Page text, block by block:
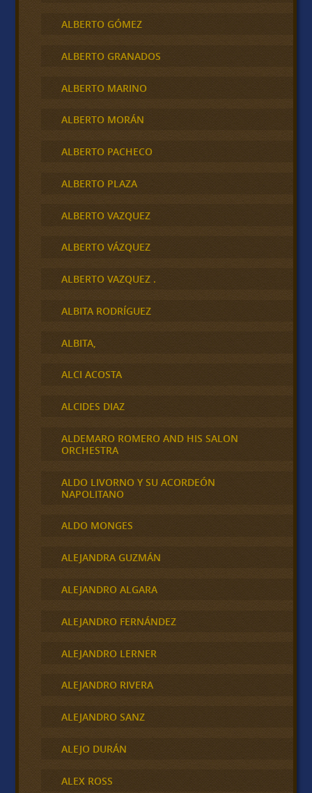
ALBERTO GÓMEZ
ALBERTO GRANADOS
ALBERTO MARINO
ALBERTO MORÁN
ALBERTO PACHECO
ALBERTO PLAZA
ALBERTO VAZQUEZ
ALBERTO VÁZQUEZ
ALBERTO VAZQUEZ .
ALBITA RODRÍGUEZ
ALBITA,
ALCI ACOSTA
ALCIDES DIAZ
ALDEMARO ROMERO AND HIS SALON
ORCHESTRA
ALDO LIVORNO Y SU ACORDEÓN
NAPOLITANO
ALDO MONGES
ALEJANDRA GUZMÁN
ALEJANDRO ALGARA
ALEJANDRO FERNÁNDEZ
ALEJANDRO LERNER
ALEJANDRO RIVERA
ALEJANDRO SANZ
ALEJO DURÁN
ALEX ROSS